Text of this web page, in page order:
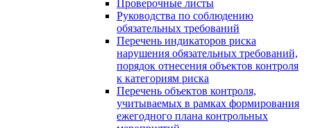
Проверочные листы
Руководства по соблюдению
обязательных требований
Перечень индикаторов риска
нарушения обязательных требований,
порядок отнесения объектов контроля
к категориям риска
Перечень объектов контроля,
учитываемых в рамках формирования
ежегодного плана контрольных